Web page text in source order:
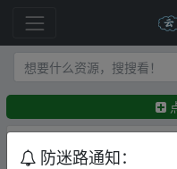
最新 精华
防迷路通知：